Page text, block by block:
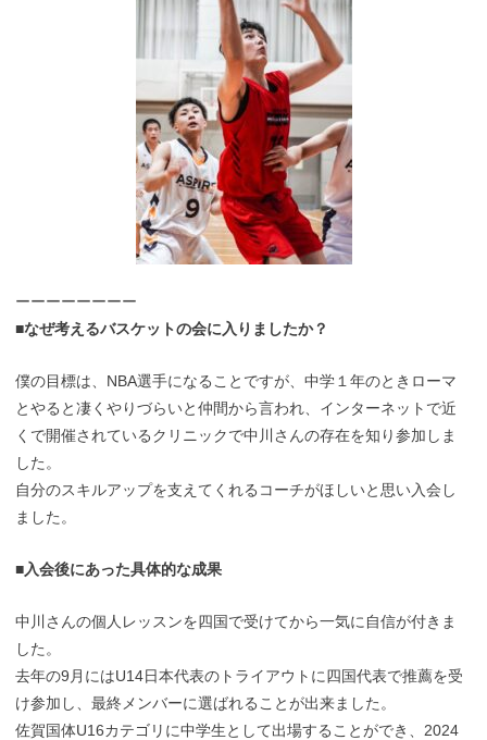
ーーーーーーーー
■なぜ考えるバスケットの会に入りましたか？
僕の目標は、NBA選手になることですが、中学１年のときローマ
とやると凄くやりづらいと仲間から言われ、インターネットで近
くで開催されているクリニックで中川さんの存在を知り参加しま
した。
自分のスキルアップを支えてくれるコーチがほしいと思い入会し
ました。
■入会後にあった具体的な成果
中川さんの個人レッスンを四国で受けてから一気に自信が付きま
した。
去年の9月にはU14日本代表のトライアウトに四国代表で推薦を受
け参加し、最終メンバーに選ばれることが出来ました。
佐賀国体U16カテゴリに中学生として出場することができ、2024